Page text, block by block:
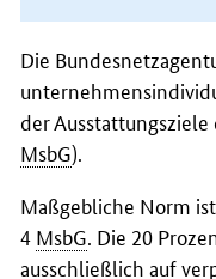
Die
der Ausstattungsziele
MsbG).
Maßgebliche Norm
4 MsbG . Die 20
ausschließlich auf